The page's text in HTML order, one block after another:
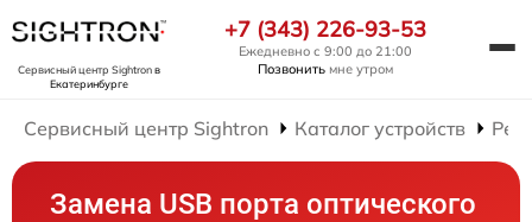
Сервисный центр Sightronв
Екатеринбурге
+7 (343) 226-93-53
Ежедневно с 9:00 до 21:00
Позвонить мне утром
Сервисный центр Sightron Каталог устройств
Замена USB порта оптического